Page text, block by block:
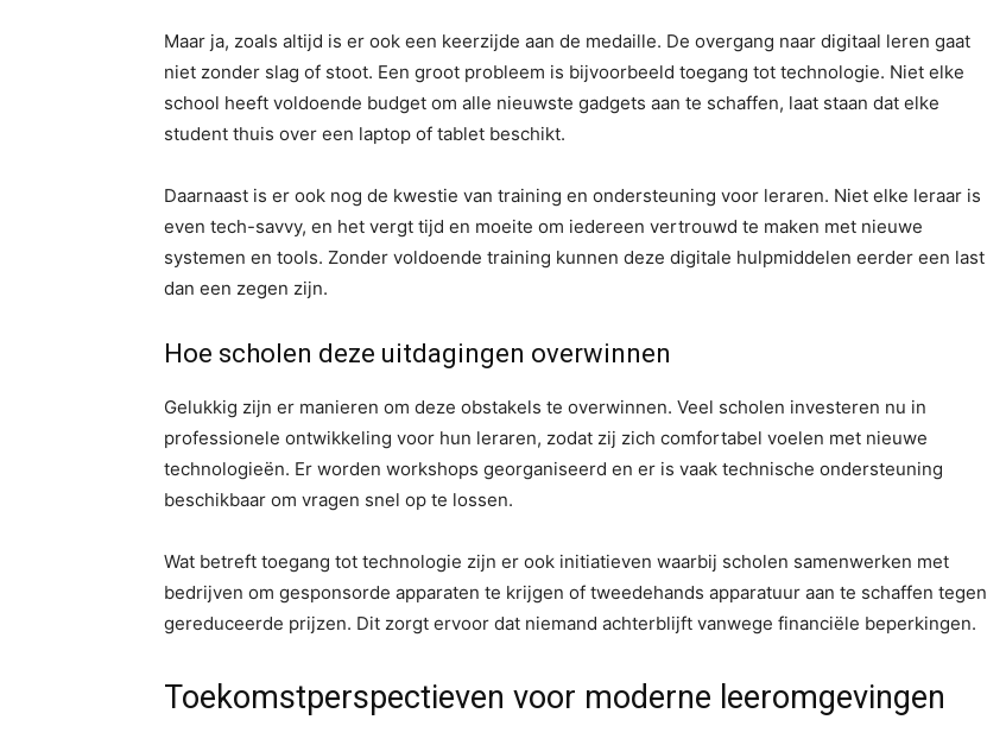
Maar ja, zoals altijd is er ook een keerzijde aan de medaille. De overgang naar digitaal leren gaat
niet zonder slag of stoot. Een groot probleem is bijvoorbeeld toegang tot technologie. Niet elke
school heeft voldoende budget om alle nieuwste gadgets aan te schaffen, laat staan dat elke
student thuis over een laptop of tablet beschikt.
Daarnaast is er ook nog de kwestie van training en ondersteuning voor leraren. Niet elke leraar is
even tech-savvy, en het vergt tijd en moeite om iedereen vertrouwd te maken met nieuwe
systemen en tools. Zonder voldoende training kunnen deze digitale hulpmiddelen eerder een last
dan een zegen zijn.
Hoe scholen deze uitdagingen overwinnen
Gelukkig zijn er manieren om deze obstakels te overwinnen. Veel scholen investeren nu in
professionele ontwikkeling voor hun leraren, zodat zij zich comfortabel voelen met nieuwe
technologieën. Er worden workshops georganiseerd en er is vaak technische ondersteuning
beschikbaar om vragen snel op te lossen.
Wat betreft toegang tot technologie zijn er ook initiatieven waarbij scholen samenwerken met
bedrijven om gesponsorde apparaten te krijgen of tweedehands apparatuur aan te schaffen tegen
gereduceerde prijzen. Dit zorgt ervoor dat niemand achterblijft vanwege financiële beperkingen.
Toekomstperspectieven voor moderne leeromgevingen